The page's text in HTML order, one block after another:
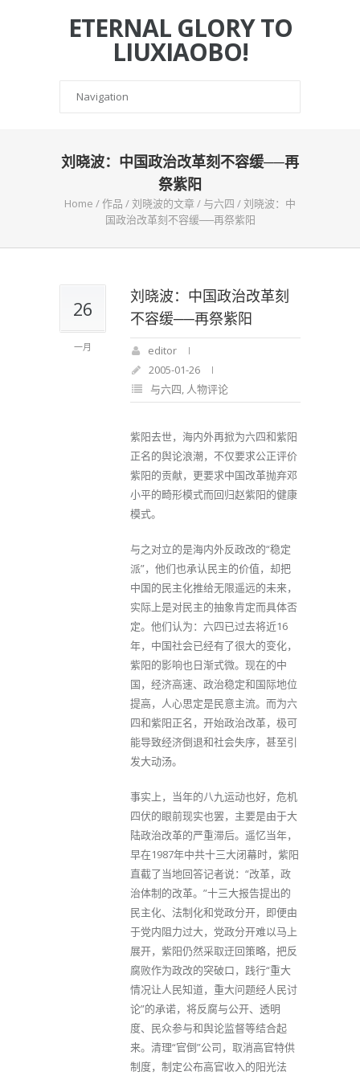
ETERNAL GLORY TO
LIUXIAOBO!
刘晓波：中国政治改革刻不容缓──再
祭紫阳
Home /作品 /刘晓波的文章/ 与六四 /刘晓波：中
国政治改革刻不容缓──再祭紫阳
26
一月
刘晓波：中国政治改革刻
不容缓──再祭紫阳
editor
2005-01-26
与六四, 人物评论
紫阳去世，海内外再掀为六四和紫阳
正名的舆论浪潮，不仅要求公正评价
紫阳的贡献，更要求中国改革抛弃邓
小平的畸形模式而回归赵紫阳的健康
模式。
与之对立的是海内外反政改的“稳定
派”，他们也承认民主的价值，却把
中国的民主化推给无限遥远的未来，
实际上是对民主的抽象肯定而具体否
定。他们认为：六四已过去将近16
年，中国社会已经有了很大的变化，
紫阳的影响也日渐式微。现在的中
国，经济高速、政治稳定和国际地位
提高，人心思定是民意主流。而为六
四和紫阳正名，开始政治改革，极可
能导致经济倒退和社会失序，甚至引
发大动汤。
事实上，当年的八九运动也好，危机
四伏的眼前现实也罢，主要是由于大
陆政治改革的严重滞后。遥忆当年，
早在1987年中共十三大闭幕时，紫阳
直截了当地回答记者说：“改革，政
治体制的改革。”十三大报告提出的
民主化、法制化和党政分开，即便由
于党内阻力过大，党政分开难以马上
展开，紫阳仍然采取迂回策略，把反
腐败作为政改的突破口，践行“重大
情况让人民知道，重大问题经人民讨
论”的承诺，将反腐与公开、透明
度、民众参与和舆论监督等结合起
来。清理“官倒”公司，取消高官特供
制度，制定公布高官收入的阳光法